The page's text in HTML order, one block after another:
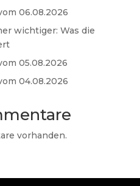
06.08.2026
wichtiger: Was die
05.08.2026
04.08.2026
vorhanden.